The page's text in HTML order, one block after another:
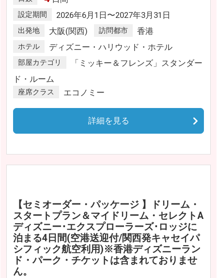
設定期間 2026年6月1日〜2027年3月31日
出発地 大阪(関西) 訪問都市 香港
ホテル ディズニー・ハリウッド・ホテル
部屋カテゴリ
「ミッキー＆フレンズ」スタンダー
ド・ルーム
座席クラス エコノミー
詳細を見る
【セミオーダー・パッケージ 】ドリーム・
スタートプラン＆マイドリーム・セレクトA
ディズニー･エクスプローラーズ･ロッジに
泊まる4日間(空港送迎付/関西発キャセイパ
シフィック航空利用)※香港ディズニーラン
ド・パーク・チケットは含まれておりませ
ん。